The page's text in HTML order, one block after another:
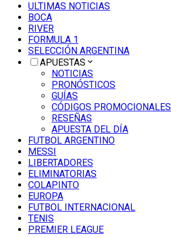
ULTIMAS NOTICIAS
BOCA
RIVER
FORMULA 1
SELECCIÓN ARGENTINA
APUESTAS
NOTICIAS
PRONÓSTICOS
GUÍAS
CÓDIGOS PROMOCIONALES
RESEÑAS
APUESTA DEL DÍA
FUTBOL ARGENTINO
MESSI
LIBERTADORES
ELIMINATORIAS
COLAPINTO
EUROPA
FUTBOL INTERNACIONAL
TENIS
PREMIER LEAGUE